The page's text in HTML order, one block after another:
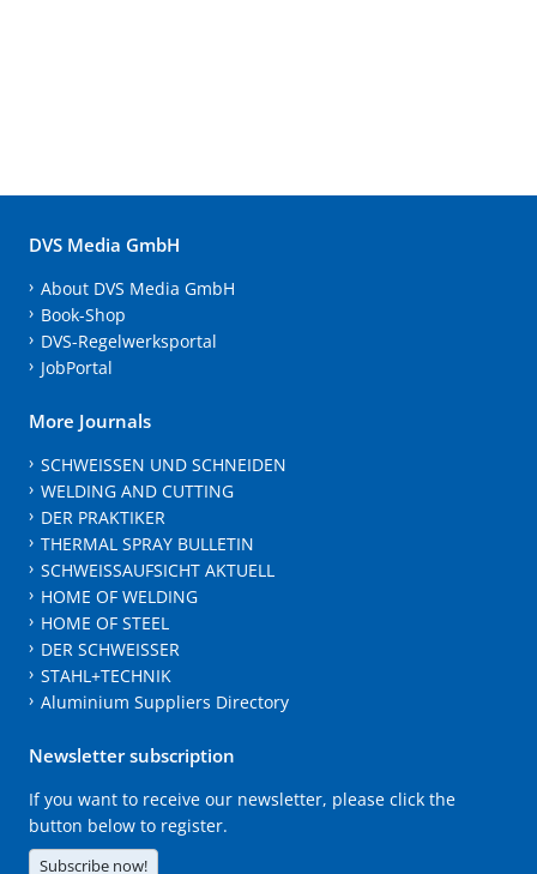
DVS Media GmbH
About DVS Media GmbH
Book-Shop
DVS-Regelwerksportal
JobPortal
More Journals
SCHWEISSEN UND SCHNEIDEN
WELDING AND CUTTING
DER PRAKTIKER
THERMAL SPRAY BULLETIN
SCHWEISSAUFSICHT AKTUELL
HOME OF WELDING
HOME OF STEEL
DER SCHWEISSER
STAHL+TECHNIK
Aluminium Suppliers Directory
Newsletter subscription
If you want to receive our newsletter, please click the
button below to register.
Subscribe now!